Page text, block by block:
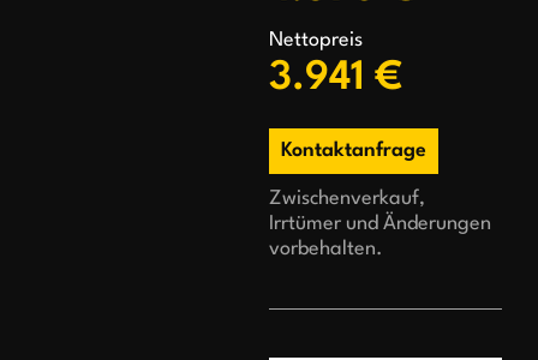
Nettopreis
3.941 €
Kontaktanfrage
Zwischenverkauf,
Irrtümer und Änderungen
vorbehalten.